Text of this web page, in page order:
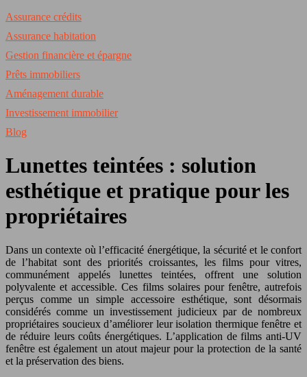
Assurance crédits
Assurance habitation
Gestion financière et épargne
Prêts immobiliers
Aménagement durable
Investissement immobilier
Blog
Lunettes teintées : solution
esthétique et pratique pour les
propriétaires
Dans un contexte où l’efficacité énergétique, la sécurité et le confort
de l’habitat sont des priorités croissantes, les films pour vitres,
communément appelés lunettes teintées, offrent une solution
polyvalente et accessible. Ces films solaires pour fenêtre, autrefois
perçus comme un simple accessoire esthétique, sont désormais
considérés comme un investissement judicieux par de nombreux
propriétaires soucieux d’améliorer leur isolation thermique fenêtre et
de réduire leurs coûts énergétiques. L’application de films anti-UV
fenêtre est également un atout majeur pour la protection de la santé
et la préservation des biens.